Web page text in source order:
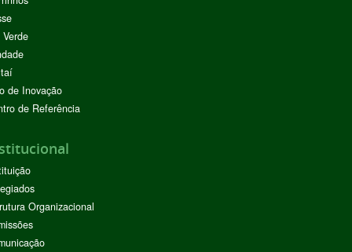
de Inovação
de Referência
Organizacional